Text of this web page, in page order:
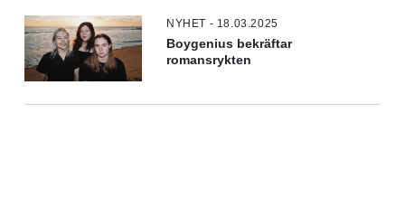
NYHET - 18.03.2025
Boygenius bekräftar
romansrykten